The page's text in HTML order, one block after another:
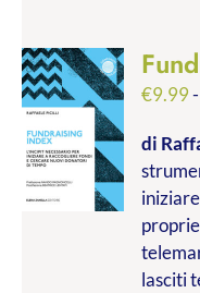
€9.99-
di
lasciti